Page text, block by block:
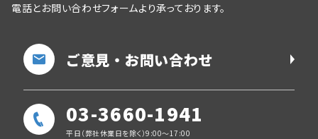
電話とお問い合わせフォームより承っております。
ご意見・お問い合わせ
03-3660-1941
平日（弊社休業日を除く）9:00～17:00